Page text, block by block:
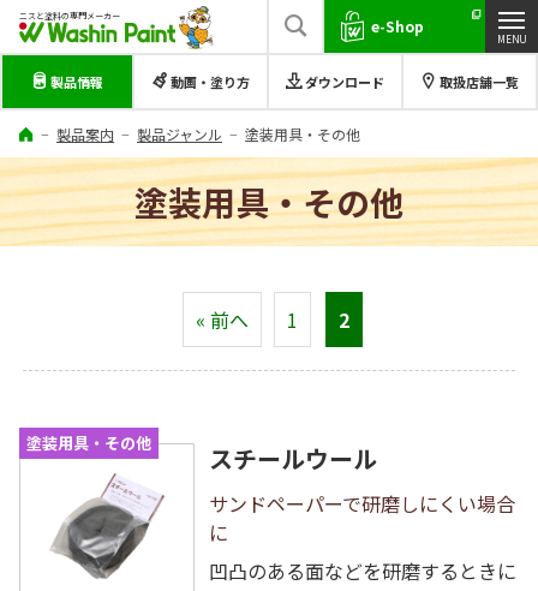
ニスと塗料の専門メーカー e-Shop
製品情報 動画・塗り方 ダウンロード 取扱店舗一覧
製品案内 製品ジャンル 塗装用具・その他
塗装用具・その他
« 前へ 1 2
塗装用具・その他 スチールウール
サンドペーパーで研磨しにくい場合
に
凹凸のある面などを研磨するときに